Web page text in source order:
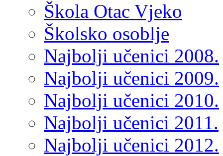
Škola Otac Vjeko
Školsko osoblje
Najbolji učenici 2008.
Najbolji učenici 2009.
Najbolji učenici 2010.
Najbolji učenici 2011.
Najbolji učenici 2012.